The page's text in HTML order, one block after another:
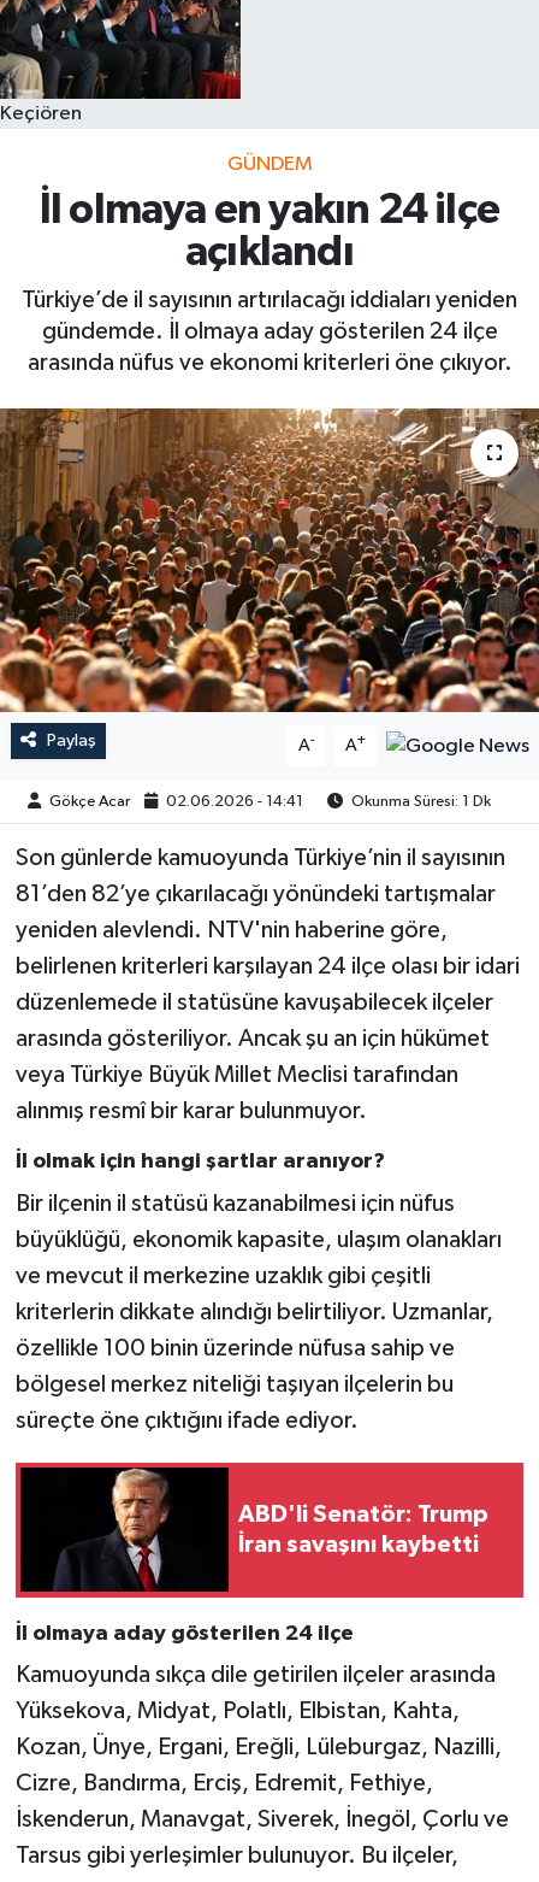
Keçiören
GÜNDEM
İl olmaya en yakın 24 ilçe
açıklandı
Türkiye’de il sayısının artırılacağı iddiaları yeniden
gündemde. İl olmaya aday gösterilen 24 ilçe
arasında nüfus ve ekonomi kriterleri öne çıkıyor.
Paylaş A- A+
Gökçe Acar 02.06.2026 - 14:41 Okunma Süresi: 1 Dk
Son günlerde kamuoyunda Türkiye’nin il sayısının
81’den 82’ye çıkarılacağı yönündeki tartışmalar
yeniden alevlendi. NTV'nin haberine göre,
belirlenen kriterleri karşılayan 24 ilçe olası bir idari
düzenlemede il statüsüne kavuşabilecek ilçeler
arasında gösteriliyor. Ancak şu an için hükümet
veya Türkiye Büyük Millet Meclisi tarafından
alınmış resmî bir karar bulunmuyor.
İl olmak için hangi şartlar aranıyor?
Bir ilçenin il statüsü kazanabilmesi için nüfus
büyüklüğü, ekonomik kapasite, ulaşım olanakları
ve mevcut il merkezine uzaklık gibi çeşitli
kriterlerin dikkate alındığı belirtiliyor. Uzmanlar,
özellikle 100 binin üzerinde nüfusa sahip ve
bölgesel merkez niteliği taşıyan ilçelerin bu
süreçte öne çıktığını ifade ediyor.
ABD'li Senatör: Trump
İran savaşını kaybetti
İl olmaya aday gösterilen 24 ilçe
Kamuoyunda sıkça dile getirilen ilçeler arasında
Yüksekova, Midyat, Polatlı, Elbistan, Kahta,
Kozan, Ünye, Ergani, Ereğli, Lüleburgaz, Nazilli,
Cizre, Bandırma, Erciş, Edremit, Fethiye,
İskenderun, Manavgat, Siverek, İnegöl, Çorlu ve
Tarsus gibi yerleşimler bulunuyor. Bu ilçeler,